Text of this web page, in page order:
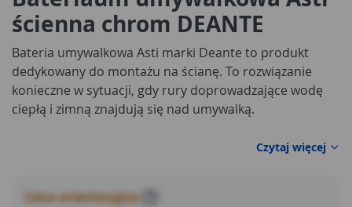
ścienna chrom DEANTE
Bateria umywalkowa Asti marki Deante to produkt
dedykowany do montażu na ścianę. To rozwiązanie
konieczne w sytuacji, gdy rury doprowadzające wodę
ciepłą i zimną znajdują się nad umywalką.
Czytaj więcej
Cena orientacyjna